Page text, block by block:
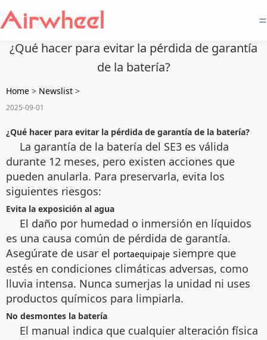
=
¿Qué hacer para evitar la pérdida de garantía
de la batería?
Home > Newslist >
2025-09-01
¿Qué hacer para evitar la pérdida de garantía de la batería?
La garantía de la batería del SE3 es válida
durante 12 meses, pero existen acciones que
pueden anularla. Para preservarla, evita los
siguientes riesgos:
Evita la exposición al agua
El daño por humedad o inmersión en líquidos
es una causa común de pérdida de garantía.
Asegúrate de usar el portaequipaje siempre que
estés en condiciones climáticas adversas, como
lluvia intensa. Nunca sumerjas la unidad ni uses
productos químicos para limpiarla.
No desmontes la batería
El manual indica que cualquier alteración física